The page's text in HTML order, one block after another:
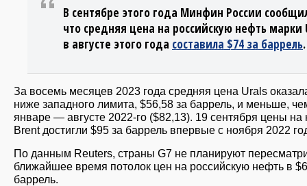
В сентябре этого года Минфин России
что средняя цена на российскую нефть марки
в августе этого года составила $74 за баррель.
За восемь месяцев 2023 года средняя цена Urals
ниже западного лимита, $56,58 за баррель, и меньше,
январе — августе 2022-го ($82,13). 19 сентября цены на
Brent достигли $95 за баррель впервые с ноября 2022
По данным Reuters, страны G7 не планируют
ближайшее время потолок цен на российскую нефть в
баррель.